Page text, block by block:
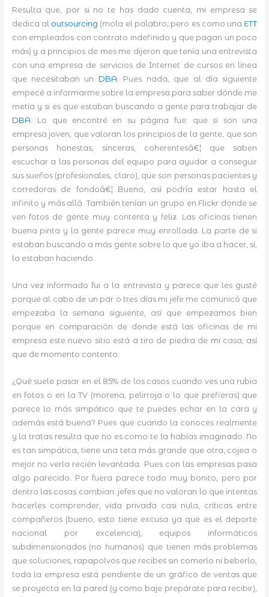
Resulta que, por si no te has dado cuenta, mi empresa se
dedica al outsourcing (mola el palabro, pero es como una ETT
con empleados con contrato indefinido y que pagan un poco
más) y a principios de mes me dijeron que tenía una entrevista
con una empresa de servicios de Internet de cursos en línea
que necesitaban un DBA . Pues nada, que al día siguiente
empecé a informarme sobre la empresa para saber dónde me
metía y si es que estaban buscando a gente para trabajar de
DBA . Lo que encontré en su página fue: que si son una
empresa joven, que valoran los principios de la gente, que son
personas honestas, sinceras, coherentesâ€¦ que saben
escuchar a las personas del equipo para ayudar a conseguir
sus sueños (profesionales, claro), que son personas pacientes y
corredoras de fondoâ€¦ Bueno, así podría estar hasta el
infinito y más allá. También tenían un grupo en Flickr donde se
ven fotos de gente muy contenta y feliz. Las oficinas tienen
buena pinta y la gente parece muy enrollada. La parte de si
estaban buscando a más gente sobre lo que yo iba a hacer, sí,
lo estaban haciendo.
Una vez informado fui a la entrevista y parece que les gusté
porque al cabo de un par o tres días mi jefe me comunicó que
empezaba la semana siguiente, así que empezamos bien
porque en comparación de donde está las oficinas de mi
empresa este nuevo sitio está a tiro de piedra de mi casa, así
que de momento contento.
¿Qué suele pasar en el 85% de los casos cuando ves una rubia
en fotos o en la TV (morena, pelirroja o lo que prefieras) que
parece lo más simpático que te puedes echar en la cara y
además está buena? Pues que cuando la conoces realmente
y la tratas resulta que no es como te la habías imaginado. No
es tan simpática, tiene una teta más grande que otra, cojea o
mejor no verla recién levantada. Pues con las empresas pasa
algo parecido. Por fuera parece todo muy bonito, pero por
dentro las cosas cambian: jefes que no valoran lo que intentas
hacerles comprender, vida privada casi nula, críticas entre
compañeros (bueno, esto tiene excusa ya que es el deporte
nacional por excelencia), equipos informáticos
subdimensionados (no humanos) que tienen más problemas
que soluciones, rapapolvos que recibes sin comerlo ni beberlo,
toda la empresa está pendiente de un gráfico de ventas que
se proyecta en la pared (y como baje prepárate para recibir),